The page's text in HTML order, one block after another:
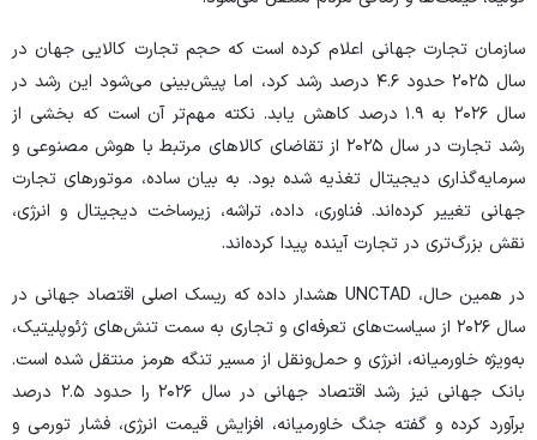
سازمان تجارت جهانی اعلام کرده است که حجم تجارت کالایی جهان در
سال ۲۰۲۵ حدود ۴.۶ درصد رشد کرد، اما پیش‌بینی می‌شود این رشد در
سال ۲۰۲۶ به ۱.۹ درصد کاهش یابد. نکته مهم‌تر آن است که بخشی از
رشد تجارت در سال ۲۰۲۵ از تقاضای کالا‌های مرتبط با هوش مصنوعی و
سرمایه‌گذاری دیجیتال تغذیه شده بود. به بیان ساده، موتور‌های تجارت
جهانی تغییر کرده‌اند. فناوری، داده، تراشه، زیرساخت دیجیتال و انرژی،
نقش بزرگ‌تری در تجارت آینده پیدا کرده‌اند.
در همین حال، UNCTAD هشدار داده که ریسک اصلی اقتصاد جهانی در
سال ۲۰۲۶ از سیاست‌های تعرفه‌ای و تجاری به سمت تنش‌های ژئوپلیتیک،
به‌ویژه خاورمیانه، انرژی و حمل‌ونقل از مسیر تنگه هرمز منتقل شده است.
بانک جهانی نیز رشد اقتصاد جهانی در سال ۲۰۲۶ را حدود ۲.۵ درصد
برآورد کرده و گفته جنگ خاورمیانه، افزایش قیمت انرژی، فشار تورمی و